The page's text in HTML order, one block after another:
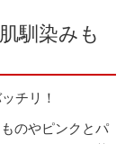
馴染みも
のやピンクとパ